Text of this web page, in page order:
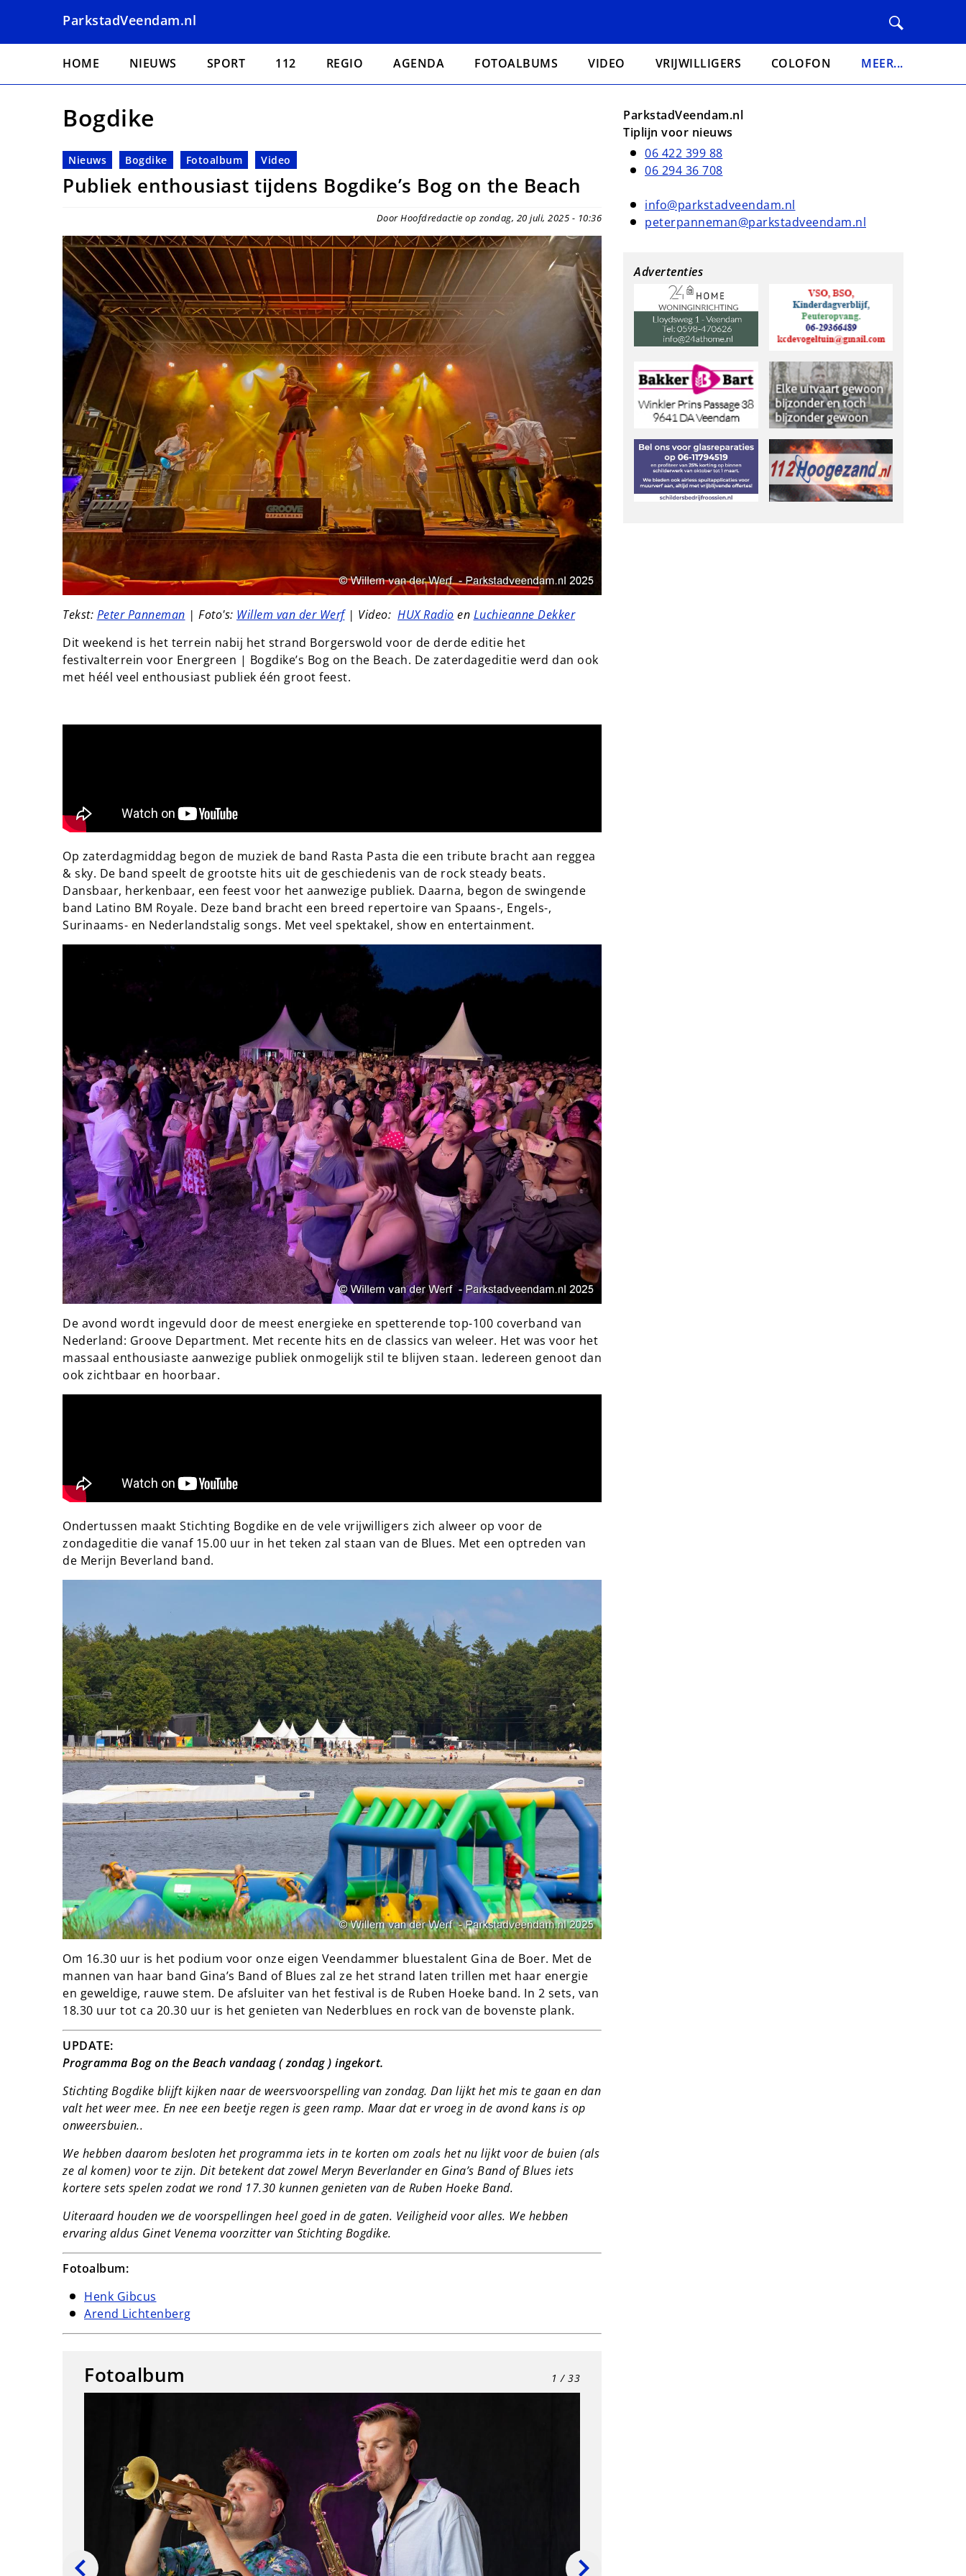
naar
ParkstadVeendam.nl
Hoofdnavigatie
HOME NIEUWS SPORT 112 REGIO AGENDA FOTOALBUMS VIDEO VRIJWILLIGERS COLOFON MEER...
Bogdike
Nieuws Bogdike Fotoalbum Video
Publiek enthousiast tijdens Bogdike’s Bog on the Beach
Door Hoofdredactie op zondag, 20 juli, 2025 - 10:36
Tekst: Peter Panneman | Foto's: Willem van der Werf| Video: HUX Radio en Luchieanne Dekker
Dit weekend is het terrein nabij het strand Borgerswold voor de derde editie het
festivalterrein voor Energreen | Bogdike’s Bog on the Beach. De zaterdageditie werd dan ook
met héél veel enthousiast publiek één groot feest.
Op zaterdagmiddag begon de muziek de band Rasta Pasta die een tribute bracht aan reggea
& sky. De band speelt de grootste hits uit de geschiedenis van de rock steady beats.
Dansbaar, herkenbaar, een feest voor het aanwezige publiek. Daarna, begon de swingende
band Latino BM Royale. Deze band bracht een breed repertoire van Spaans-, Engels-,
Surinaams- en Nederlandstalig songs. Met veel spektakel, show en entertainment.
De avond wordt ingevuld door de meest energieke en spetterende top-100 coverband van
Nederland: Groove Department. Met recente hits en de classics van weleer. Het was voor het
massaal enthousiaste aanwezige publiek onmogelijk stil te blijven staan. Iedereen genoot dan
ook zichtbaar en hoorbaar.
Ondertussen maakt Stichting Bogdike en de vele vrijwilligers zich alweer op voor de
zondageditie die vanaf 15.00 uur in het teken zal staan van de Blues. Met een optreden van
de Merijn Beverland band.
Om 16.30 uur is het podium voor onze eigen Veendammer bluestalent Gina de Boer. Met de
mannen van haar band Gina’s Band of Blues zal ze het strand laten trillen met haar energie
en geweldige, rauwe stem. De afsluiter van het festival is de Ruben Hoeke band. In 2 sets, van
18.30 uur tot ca 20.30 uur is het genieten van Nederblues en rock van de bovenste plank.
UPDATE:
Programma Bog on the Beach vandaag ( zondag ) ingekort.
Stichting Bogdike blijft kijken naar de weersvoorspelling van zondag. Dan lijkt het mis te gaan en dan
valt het weer mee. En nee een beetje regen is geen ramp. Maar dat er vroeg in de avond kans is op
onweersbuien..
We hebben daarom besloten het programma iets in te korten om zoals het nu lijkt voor de buien (als
ze al komen) voor te zijn. Dit betekent dat zowel Meryn Beverlander en Gina’s Band of Blues iets
kortere sets spelen zodat we rond 17.30 kunnen genieten van de Ruben Hoeke Band.
Uiteraard houden we de voorspellingen heel goed in de gaten. Veiligheid voor alles. We hebben
ervaring aldus Ginet Venema voorzitter van Stichting Bogdike.
Fotoalbum:
Henk Gibcus
Arend Lichtenberg
Fotoalbum 1 / 33
ParkstadVeendam.nl
Tiplijn voor nieuws
06 422 399 88
06 294 36 708
info@parkstadveendam.nl
peterpanneman@parkstadveendam.nl
Advertenties